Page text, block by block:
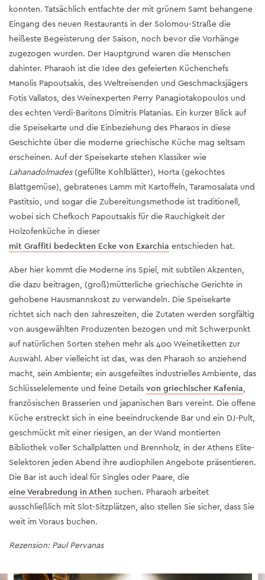
konnten. Tatsächlich entfachte der mit grünem Samt behangene
Eingang des neuen Restaurants in der Solomou-Straße die
heißeste Begeisterung der Saison, noch bevor die Vorhänge
zugezogen wurden. Der Hauptgrund waren die Menschen
dahinter. Pharaoh ist die Idee des gefeierten Küchenchefs
Manolis Papoutsakis, des Weltreisenden und Geschmacksjägers
Fotis Vallatos, des Weinexperten Perry Panagiotakopoulos und
des echten Verdi-Baritons Dimitris Platanias. Ein kurzer Blick auf
die Speisekarte und die Einbeziehung des Pharaos in diese
Geschichte über die moderne griechische Küche mag seltsam
erscheinen. Auf der Speisekarte stehen Klassiker wie
Lahanadolmades(gefüllte Kohlblätter), Horta (gekochtes
Blattgemüse), gebratenes Lamm mit Kartoffeln, Taramosalata und
Pastitsio, und sogar die Zubereitungsmethode ist traditionell,
wobei sich Chefkoch Papoutsakis für die Rauchigkeit der
Holzofenküche in dieser
mit Graffiti bedeckten Ecke von Exarchia entschieden hat.
Aber hier kommt die Moderne ins Spiel, mit subtilen Akzenten,
die dazu beitragen, (groß)mütterliche griechische Gerichte in
gehobene Hausmannskost zu verwandeln. Die Speisekarte
richtet sich nach den Jahreszeiten, die Zutaten werden sorgfältig
von ausgewählten Produzenten bezogen und mit Schwerpunkt
auf natürlichen Sorten stehen mehr als 400 Weinetiketten zur
Auswahl. Aber vielleicht ist das, was den Pharaoh so anziehend
macht, sein Ambiente; ein ausgefeiltes industrielles Ambiente, das
Schlüsselelemente und feine Details von griechischer Kafenia
französischen Brasserien und japanischen Bars vereint. Die offene
Küche erstreckt sich in eine beeindruckende Bar und ein DJ-Pult,
geschmückt mit einer riesigen, an der Wand montierten
Bibliothek voller Schallplatten und Brennholz, in der Athens Elite-
Selektoren jeden Abend ihre audiophilen Angebote präsentieren.
Die Bar ist auch ideal für Singles oder Paare, die
eine Verabredung in Athen suchen. Pharaoh arbeitet
ausschließlich mit Slot-Sitzplätzen, also stellen Sie sicher, dass Sie
weit im Voraus buchen.
Rezension: Paul Pervanas